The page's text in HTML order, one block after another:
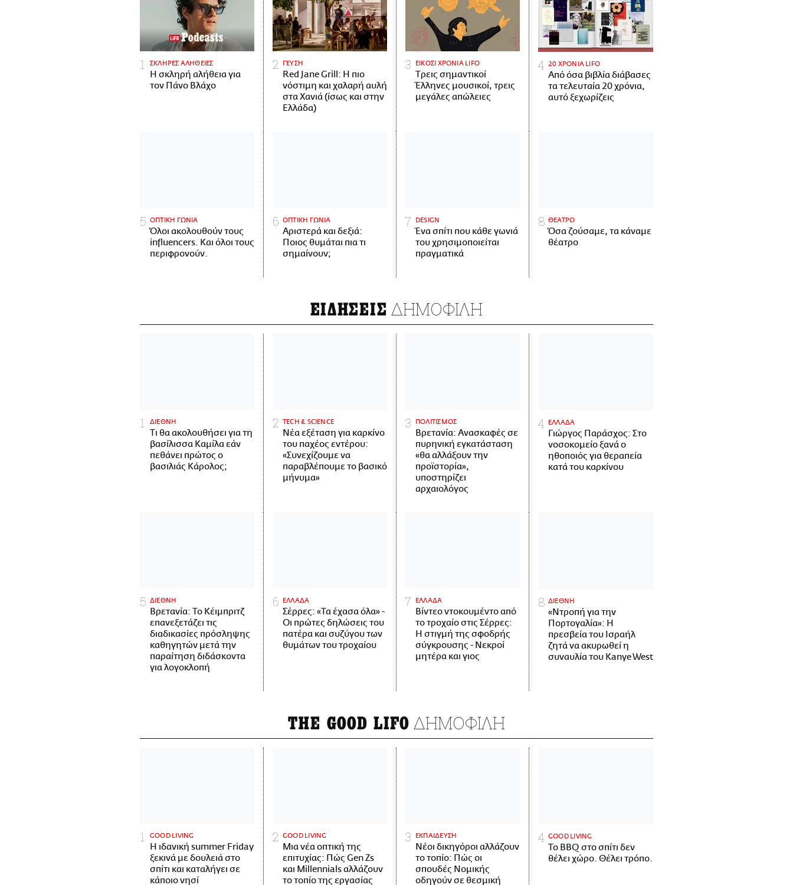
ΣΚΛΗΡΕΣ ΑΛΗΘΕΙΕΣ
H σκληρή αλήθεια για
τον Πάνο Βλάχο
ΓΕΥΣΗ
Red Jane Grill: Η πιο
νόστιμη και χαλαρή αυλή
στα Χανιά (ίσως και στην
Ελλάδα)
ΕΙΚΟΣΙ ΧΡΟΝΙΑ LIFO
Tρεις σημαντικοί
Έλληνες μουσικοί, τρεις
μεγάλες απώλειες
20 ΧΡΟΝΙΑ LIFO
Από όσα βιβλία διάβασες
τα τελευταία 20 χρόνια,
αυτό ξεχωρίζεις
ΟΠΤΙΚΗ ΓΩΝΙΑ
Όλοι ακολουθούν τους
influencers. Και όλοι τους
περιφρονούν.
ΟΠΤΙΚΗ ΓΩΝΙΑ
Αριστερά και δεξιά:
Ποιος θυμάται πια τι
σημαίνουν;
DESIGN
Ένα σπίτι που κάθε γωνιά
του χρησιμοποιείται
πραγματικά
ΘΕΑΤΡΟ
Όσα ζούσαμε, τα κάναμε
θέατρο
ΕΙΔΗΣΕΙΣ ΔΗΜΟΦΙΛΗ
ΔΙΕΘΝΗ
Τι θα ακολουθήσει για τη
βασίλισσα Καμίλα εάν
πεθάνει πρώτος ο
βασιλιάς Κάρολος;
ΤECH & SCIENCE
Νέα εξέταση για καρκίνο
του παχέος εντέρου:
«Συνεχίζουμε να
παραβλέπουμε το βασικό
μήνυμα»
ΠΟΛΙΤΙΣΜΟΣ
Βρετανία: Ανασκαφές σε
πυρηνική εγκατάσταση
«θα αλλάξουν την
προϊστορία»,
υποστηρίζει
αρχαιολόγος
ΕΛΛΑΔΑ
Γιώργος Παράσχος: Στο
νοσοκομείο ξανά ο
ηθοποιός για θεραπεία
κατά του καρκίνου
ΔΙΕΘΝΗ
Βρετανία: Το Κέιμπριτζ
επανεξετάζει τις
διαδικασίες πρόσληψης
καθηγητών μετά την
παραίτηση διδάσκοντα
για λογοκλοπή
ΕΛΛΑΔΑ
Σέρρες: «Τα έχασα όλα» -
Οι πρώτες δηλώσεις του
πατέρα και συζύγου των
θυμάτων του τροχαίου
ΕΛΛΑΔΑ
Βίντεο ντοκουμέντο από
το τροχαίο στις Σέρρες:
Η στιγμή της σφοδρής
σύγκρουσης - Νεκροί
μητέρα και γιος
ΔΙΕΘΝΗ
«Ντροπή για την
Πορτογαλία»: Η
πρεσβεία του Ισραήλ
ζητά να ακυρωθεί η
συναυλία του Kanye West
THE GOOD LIFO ΔΗΜΟΦΙΛΗ
GOOD LIVING
Η ιδανική summer Friday
ξεκινά με δουλειά στο
σπίτι και καταλήγει σε
κάποιο νησί
GOOD LIVING
Μια νέα οπτική της
επιτυχίας: Πώς Gen Zs
και Millennials αλλάζουν
το τοπίο της εργασίας
ΕΚΠΑΙΔΕΥΣΗ
Νέοι δικηγόροι αλλάζουν
το τοπίο: Πώς οι
σπουδές Νομικής
οδηγούν σε θεσμική
GOOD LIVING
Το BBQ στο σπίτι δεν
θέλει χώρο. Θέλει τρόπο.